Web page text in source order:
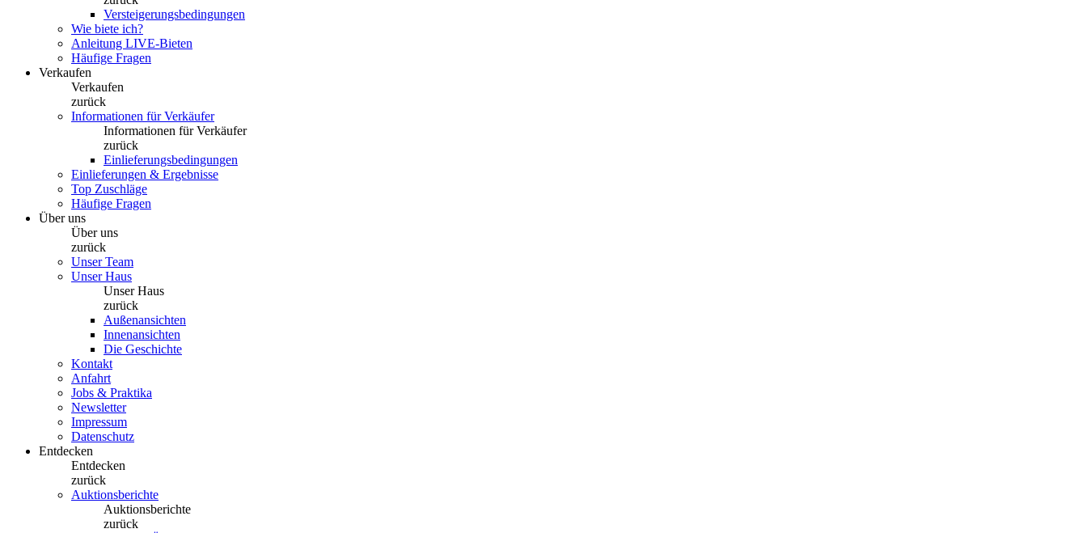
Versteigerungsbedingungen
Wie biete ich?
Anleitung LIVE-Bieten
Häufige Fragen
Verkaufen
Verkaufen
zurück
Informationen für Verkäufer
Informationen für Verkäufer
zurück
Einlieferungsbedingungen
Einlieferungen & Ergebnisse
Top Zuschläge
Häufige Fragen
Über uns
Über uns
zurück
Unser Team
Unser Haus
Unser Haus
zurück
Außenansichten
Innenansichten
Die Geschichte
Kontakt
Anfahrt
Jobs & Praktika
Newsletter
Impressum
Datenschutz
Entdecken
Entdecken
zurück
Auktionsberichte
Auktionsberichte
zurück